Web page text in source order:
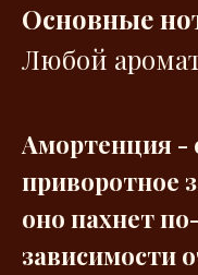
Основные
Любой
Амортенция -
приворотное
оно пахнет
зависимости